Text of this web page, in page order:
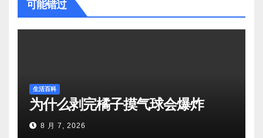
可能错过
生活百科
为什么剥完橘子摸气球会爆炸
8 月 7, 2026